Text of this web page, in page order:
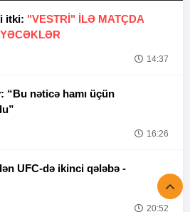
itki: "VESTRİ" İLƏ MATÇDA
14:37
“Bu nəticə hamı üçün
16:26
Tofiq Musayevdən UFC-də ikinci qələbə -
20:52